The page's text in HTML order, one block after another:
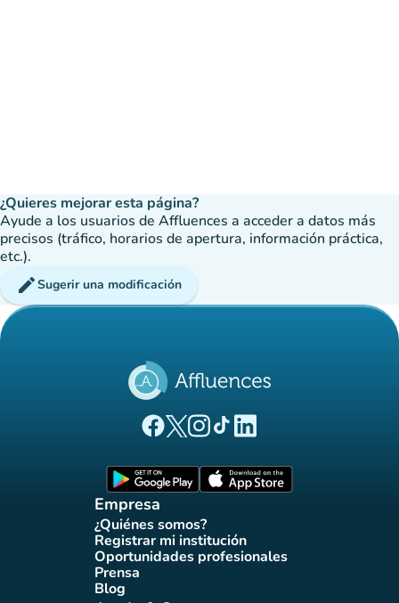
¿Quieres mejorar esta página?
Ayude a los usuarios de Affluences a acceder a datos más
precisos (tráfico, horarios de apertura, información práctica,
etc.).
editSugerir una modificación
(nueva pestaña)
(nueva pestaña)
(nueva pestaña)
(nueva pestaña)
(nueva pestaña)
Empresa
¿Quiénes somos?
(nueva pestaña)
Registrar mi institución
(nueva pestaña)
Oportunidades profesionales
(nueva pestaña)
Prensa(nueva pestaña)
Blog(nueva pestaña)